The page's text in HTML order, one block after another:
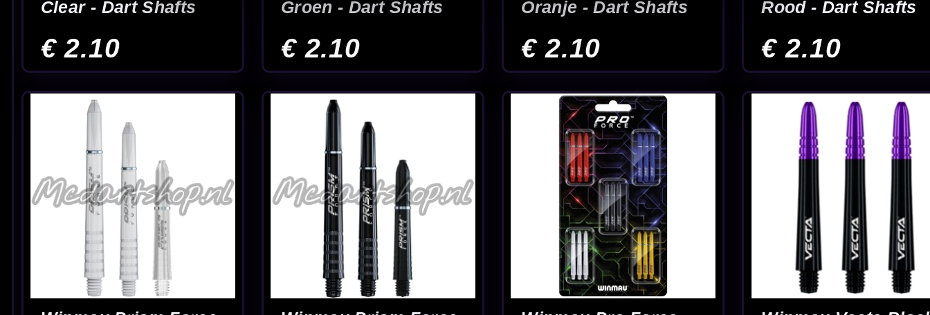
€ 2.95 € 2.95 € 2.95
Winmau Vecta Geel -
Dart Shafts
€ 2.95
Winmau Vecta MvG
Winmau Vecta Rood -
Dart Shafts
€ 2.95
Winmau Vecta Roze -
Dart Shafts
€ 2.95